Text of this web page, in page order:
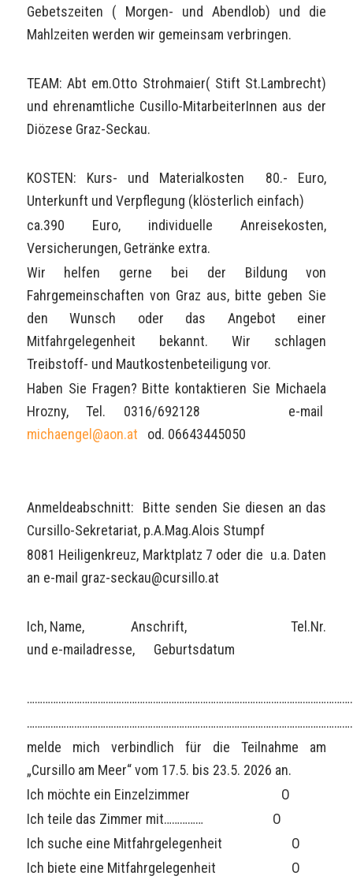
Gebetszeiten ( Morgen- und Abendlob) und die
Mahlzeiten werden wir gemeinsam verbringen.
TEAM: Abt em.Otto Strohmaier( Stift St.Lambrecht)
und ehrenamtliche Cusillo-MitarbeiterInnen aus der
Diözese Graz-Seckau.
KOSTEN: Kurs- und Materialkosten 80.- Euro,
Unterkunft und Verpflegung (klösterlich einfach)
ca.390 Euro, individuelle Anreisekosten,
Versicherungen, Getränke extra.
Wir helfen gerne bei der Bildung von
Fahrgemeinschaften von Graz aus, bitte geben Sie
den Wunsch oder das Angebot einer
Mitfahrgelegenheit bekannt. Wir schlagen
Treibstoff- und Mautkostenbeteiligung vor.
Haben Sie Fragen? Bitte kontaktieren Sie Michaela
Hrozny, Tel. 0316/692128 e-mail
michaengel@aon.at od. 06643445050
Anmeldeabschnitt: Bitte senden Sie diesen an das
Cursillo-Sekretariat, p.A.Mag.Alois Stumpf
8081 Heiligenkreuz, Marktplatz 7 oder die u.a. Daten
an e-mail graz-seckau@cursillo.at
Ich, Name, Anschrift, Tel.Nr.
und e-mailadresse, Geburtsdatum
melde mich verbindlich für die Teilnahme am
„Cursillo am Meer“ vom 17.5. bis 23.5. 2026 an.
Ich möchte ein Einzelzimmer O
Ich teile das Zimmer mit…………… O
Ich suche eine Mitfahrgelegenheit O
Ich biete eine Mitfahrgelegenheit O